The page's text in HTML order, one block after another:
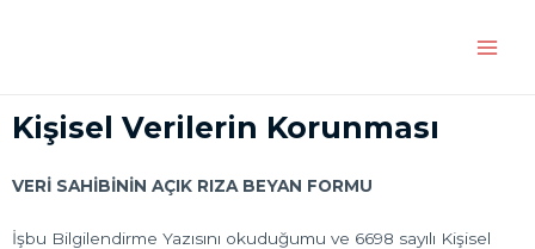
Kişisel Verilerin Korunması
VERİ SAHİBİNİN AÇIK RIZA BEYAN FORMU
İşbu Bilgilendirme Yazısını okuduğumu ve 6698 sayılı Kişisel